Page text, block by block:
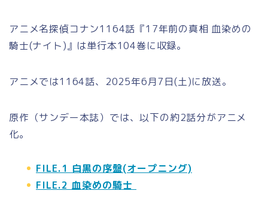
アニメ名探偵コナン1164話『17年前の真相 血染めの
騎士(ナイト)』は単行本104巻に収録。
アニメでは1164話、2025年6月7日(土)に放送。
原作（サンデー本誌）では、以下の約2話分がアニメ
化。
FILE.1 白黒の序盤(オープニング)
FILE.2 血染めの騎士